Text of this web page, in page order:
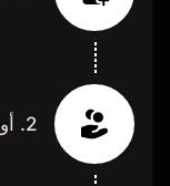
2. أودع الأموال بالشروط التي تناسبك